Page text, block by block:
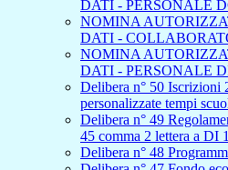
DATI - PERSONALE
NOMINA
DATI -
NOMINA
DATI - PERSONALE
Delibera n° 50 Iscrizioni
personalizzate tempi
Delibera n° 49
45 comma 2 lettera a DI
Delibera n° 48